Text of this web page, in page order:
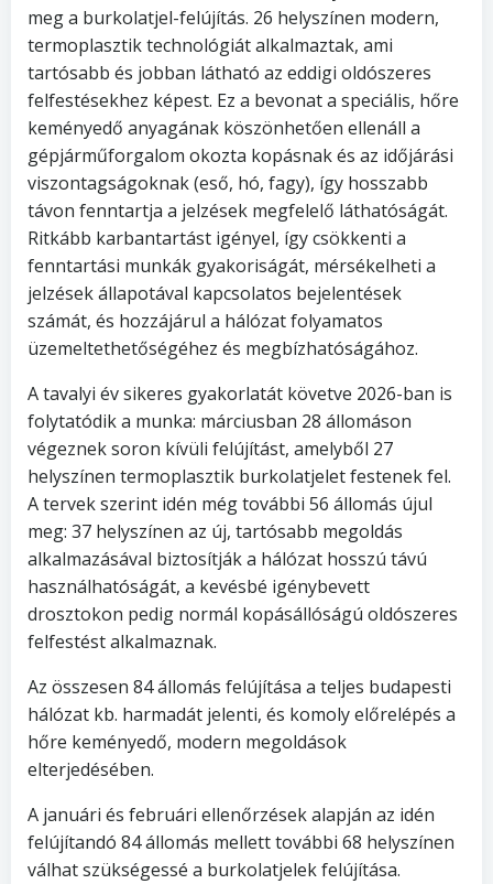
meg a burkolatjel-felújítás. 26 helyszínen modern,
termoplasztik technológiát alkalmaztak, ami
tartósabb és jobban látható az eddigi oldószeres
felfestésekhez képest. Ez a bevonat a speciális, hőre
keményedő anyagának köszönhetően ellenáll a
gépjárműforgalom okozta kopásnak és az időjárási
viszontagságoknak (eső, hó, fagy), így hosszabb
távon fenntartja a jelzések megfelelő láthatóságát.
Ritkább karbantartást igényel, így csökkenti a
fenntartási munkák gyakoriságát, mérsékelheti a
jelzések állapotával kapcsolatos bejelentések
számát, és hozzájárul a hálózat folyamatos
üzemeltethetőségéhez és megbízhatóságához.
A tavalyi év sikeres gyakorlatát követve 2026-ban is
folytatódik a munka: márciusban 28 állomáson
végeznek soron kívüli felújítást, amelyből 27
helyszínen termoplasztik burkolatjelet festenek fel.
A tervek szerint idén még további 56 állomás újul
meg: 37 helyszínen az új, tartósabb megoldás
alkalmazásával biztosítják a hálózat hosszú távú
használhatóságát, a kevésbé igénybevett
drosztokon pedig normál kopásállóságú oldószeres
felfestést alkalmaznak.
Az összesen 84 állomás felújítása a teljes budapesti
hálózat kb. harmadát jelenti, és komoly előrelépés a
hőre keményedő, modern megoldások
elterjedésében.
A januári és februári ellenőrzések alapján az idén
felújítandó 84 állomás mellett további 68 helyszínen
válhat szükségessé a burkolatjelek felújítása.